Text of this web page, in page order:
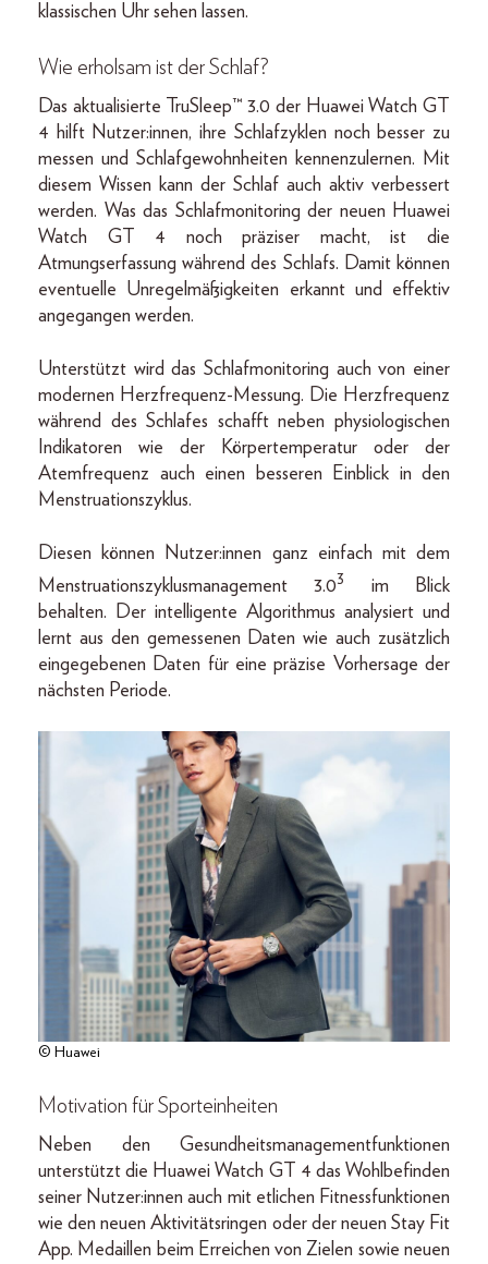
klassischen Uhr sehen lassen.
Wie erholsam ist der Schlaf?
Das aktualisierte TruSleep™ 3.0 der Huawei Watch GT
4 hilft Nutzer:innen, ihre Schlafzyklen noch besser zu
messen und Schlafgewohnheiten kennenzulernen. Mit
diesem Wissen kann der Schlaf auch aktiv verbessert
werden. Was das Schlafmonitoring der neuen Huawei
Watch GT 4 noch präziser macht, ist die
Atmungserfassung während des Schlafs. Damit können
eventuelle Unregelmäßigkeiten erkannt und effektiv
angegangen werden.
Unterstützt wird das Schlafmonitoring auch von einer
modernen Herzfrequenz-Messung. Die Herzfrequenz
während des Schlafes schafft neben physiologischen
Indikatoren wie der Körpertemperatur oder der
Atemfrequenz auch einen besseren Einblick in den
Menstruationszyklus.
Diesen können Nutzer:innen ganz einfach mit dem
Menstruationszyklusmanagement 3.03
im Blick
behalten. Der intelligente Algorithmus analysiert und
lernt aus den gemessenen Daten wie auch zusätzlich
eingegebenen Daten für eine präzise Vorhersage der
nächsten Periode.
© Huawei
Motivation für Sporteinheiten
Neben den Gesundheitsmanagementfunktionen
unterstützt die Huawei Watch GT 4 das Wohlbefinden
seiner Nutzer:innen auch mit etlichen Fitnessfunktionen
wie den neuen Aktivitätsringen oder der neuen Stay Fit
App. Medaillen beim Erreichen von Zielen sowie neuen